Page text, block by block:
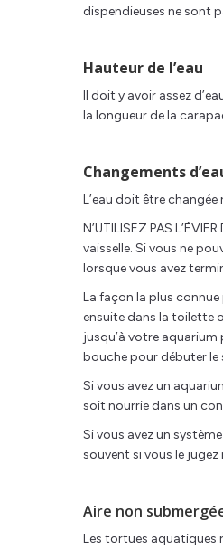
dispendieuses ne sont
Hauteur de l’eau
Il doit y avoir assez
la longueur de la
Changements
L’eau doit être changée
N’UTILISEZ PAS
vaisselle. Si vous ne
lorsque vous avez
La façon la plus connue
ensuite dans la toilette
jusqu’à votre
bouche pour débuter le
Si vous avez un
soit nourrie dans un
Si vous avez un
souvent si vous le
Aire non
Les tortues aquatiques